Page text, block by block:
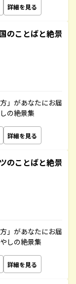
詳細を見る
のことばと絶景
」があなたにお届
の絶景集
詳細を見る
のことばと絶景
」があなたにお届
しの絶景集
詳細を見る